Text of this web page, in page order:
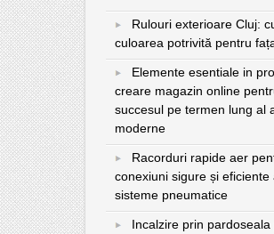
Rulouri exterioare Cluj:
culoarea potrivită pentru
Elemente esentiale in
creare magazin online
succesul pe termen lung al
moderne
Racorduri rapide aer
conexiuni sigure și eficiente
sisteme pneumatice
Incalzire prin pardoseala